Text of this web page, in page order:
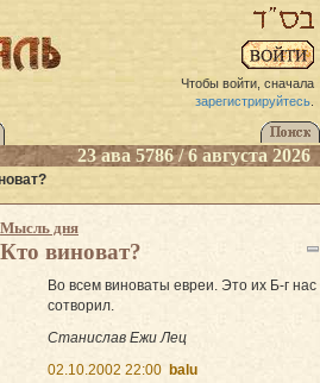
Чтобы войти, сначала
зарегистрируйтесь.
23 ава 5786 / 6 августа 2026
Мысль дня
Кто виноват?
Во всем виноваты евреи. Это их Б-г нас
сотворил.
Станислав Ежи Лец
02.10.2002 22:00 balu